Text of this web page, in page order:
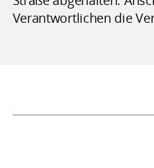
Verantwortlichen die